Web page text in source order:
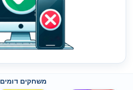
משחקים דומים